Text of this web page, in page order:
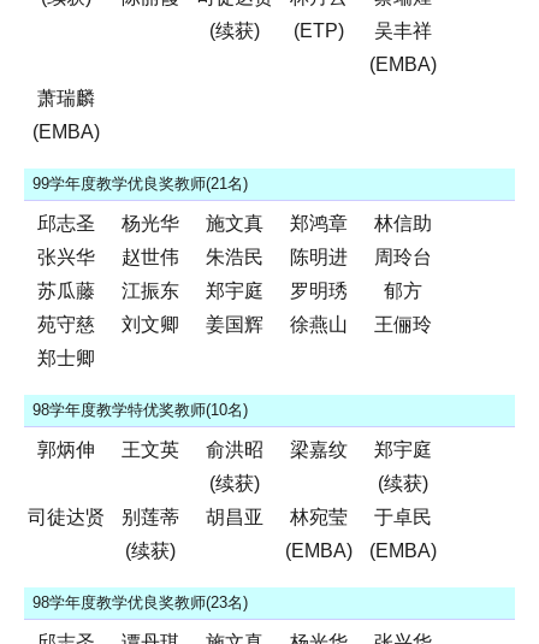
(续获)
(ETP)
吴丰祥
(EMBA)
萧瑞麟
(EMBA)
99学年度教学优良奖教师(21名)
邱志圣 杨光华 施文真 郑鸿章
林信助
张兴华
赵世伟 朱浩民 陈明进
周玲台
苏瓜藤
江振东 郑宇庭 罗明琇
郁方
苑守慈
刘文卿 姜国辉 徐燕山
王俪玲
郑士卿
98学年度教学特优奖教师(10名)
郭炳伸 王文英
俞洪昭
(续获)
梁嘉纹
郑宇庭
(续获)
司徒达贤
别莲蒂
(续获)
胡昌亚
林宛莹
(EMBA)
于卓民
(EMBA)
98学年度教学优良奖教师(23名)